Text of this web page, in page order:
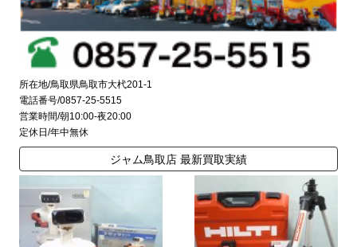
所在地/鳥取県鳥取市大杙201-1
電話番号/0857-25-5515
営業時間/朝10:00-夜20:00
定休日/年中無休
ジャム鳥取店 最新買取実績